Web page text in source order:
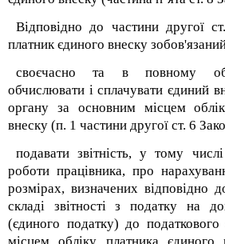
Відповідно до частини другої
платник єдиного внеску
своєчасно та в повному
обчислювати і сплачувати єдиний
органу за основним місцем
внеску (п. 1 частини другої ст. 6
подавати звітність, у тому
роботи працівника, про
розмірах, визначених
складі звітності з податку на
(єдиного податку) до